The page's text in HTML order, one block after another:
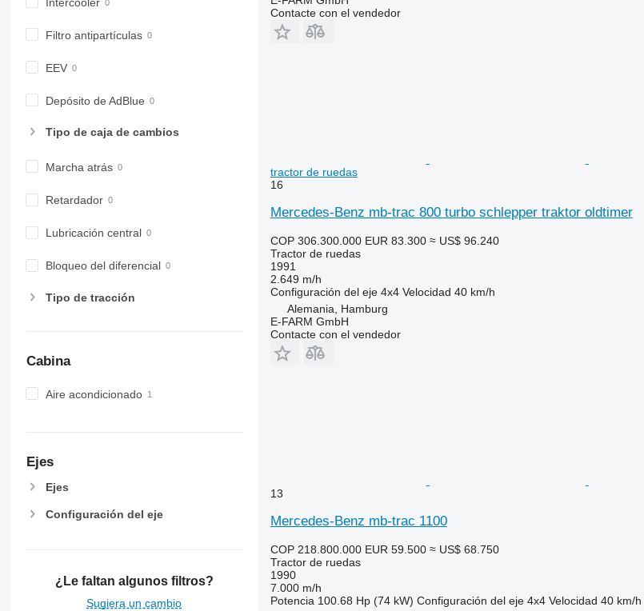
6930
7230 R
7260 R
7270 R
7290 R
7430
7700
7730
7820
7920
8230
8260 R
8300
8310
Filtro antipartículas
EEV
Depósito de AdBlue
Tipo de caja de cambios
Marcha atrás
Retardador
Lubricación central
Bloqueo del diferencial
Tipo de tracción
Cabina
Aire acondicionado
Ejes
Ejes
Configuración del eje
¿Le faltan algunos filtros?
Sugiera un cambio
Contacte con el vendedor
tractor de ruedas
16
Mercedes-Benz mb-trac 800 turbo schlepper traktor oldtimer
COP 306.300.000 EUR 83.300 ≈ US$ 96.240
Tractor de ruedas
1991
2.649 m/h
Configuración del eje 4x4 Velocidad 40 km/h
Alemania, Hamburg
E-FARM GmbH
Contacte con el vendedor
13
Mercedes-Benz mb-trac 1100
COP 218.800.000 EUR 59.500 ≈ US$ 68.750
Tractor de ruedas
1990
7.000 m/h
Potencia 100.68 Hp (74 kW) Configuración del eje 4x4 Velocidad 40 km/h